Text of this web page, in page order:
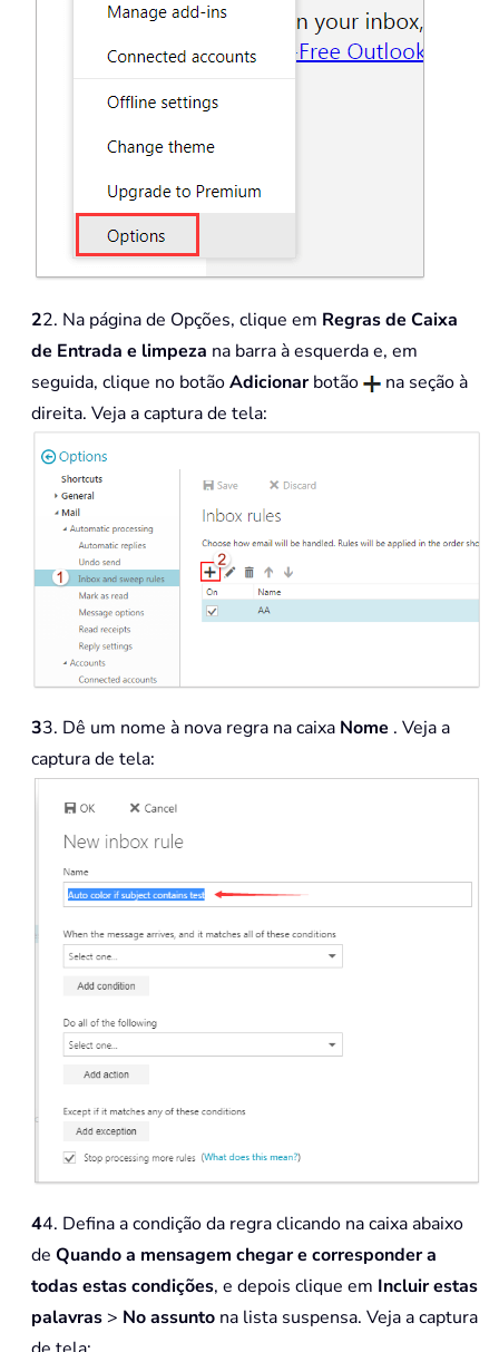
22. Na página de Opções, clique em Regras de Caixa
de Entrada e limpeza na barra à esquerda e, em
seguida, clique no botãoAdicionarbotão
na seção à
direita. Veja a captura de tela:
33. Dê um nome à nova regra na caixa Nome . Veja a
captura de tela:
44. Defina a condição da regra clicando na caixa abaixo
de Quando a mensagem chegar e corresponder a
todas estas condições, e depois clique em Incluir estas
palavras > No assunto na lista suspensa. Veja a captura